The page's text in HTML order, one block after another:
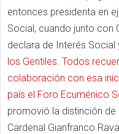
entonces presidenta en
Social, cuando junto con
declara de Interés Social
los Gentiles. Todos
colaboración con esa
país el Foro Ecuménico
promovió la distinción
Cardenal Gianfranco